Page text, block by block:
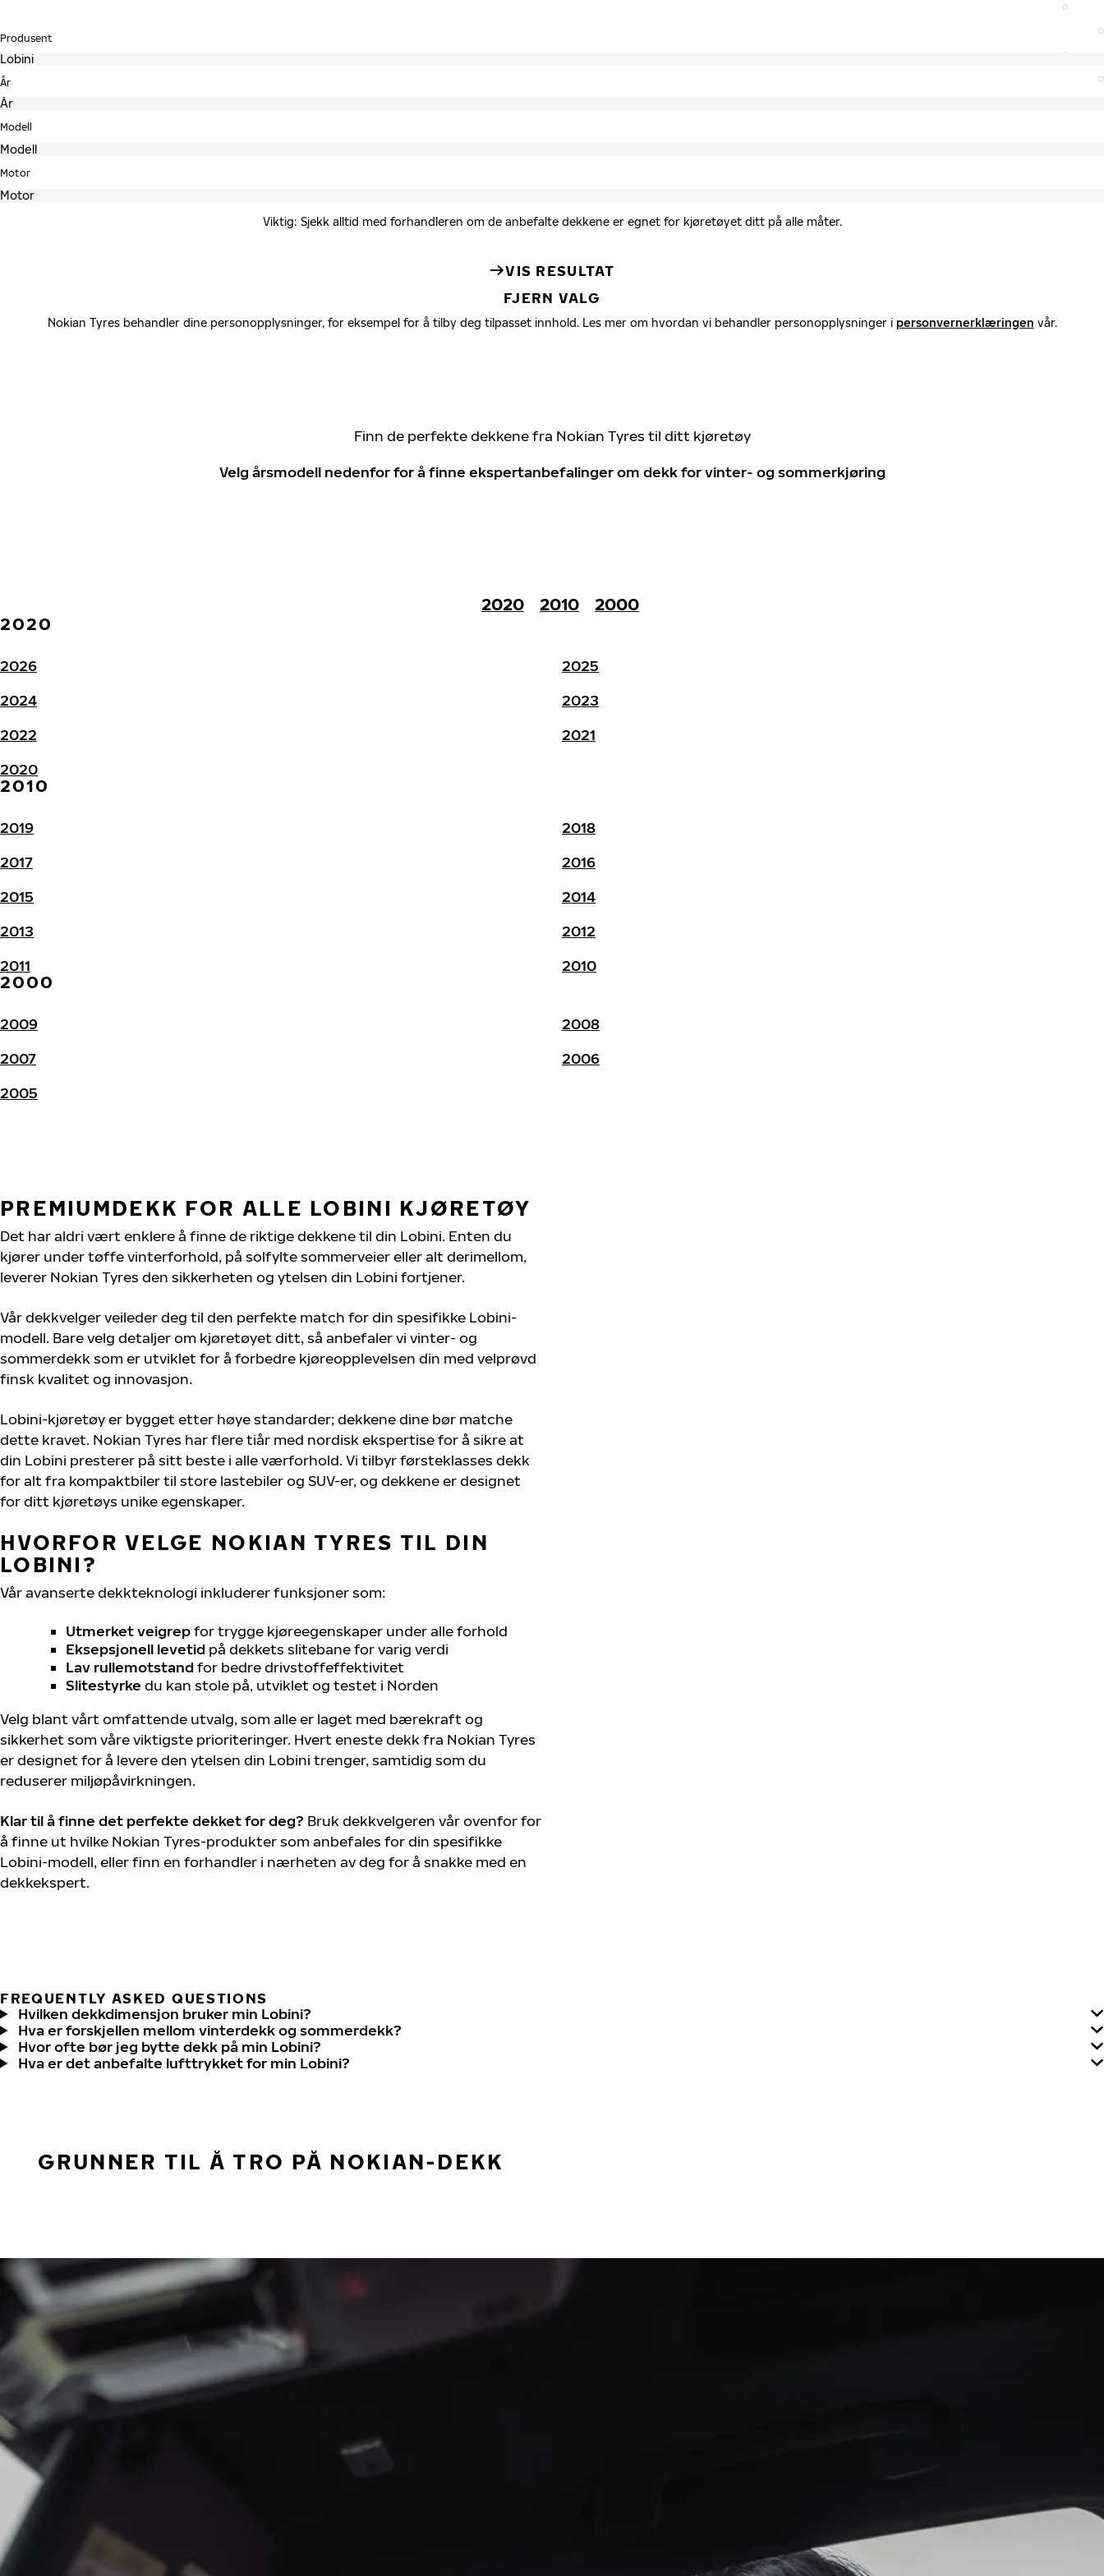
Produsent
År
Modell
Motor
Viktig: Sjekk alltid med forhandleren om de anbefalte dekkene er egnet for kjøretøyet ditt på alle måter.
VIS RESULTAT
FJERN VALG
Nokian Tyres behandler dine personopplysninger, for eksempel for å tilby deg tilpasset innhold. Les mer om hvordan vi behandler personopplysninger i personvernerklæringen vår.
Finn de perfekte dekkene fra Nokian Tyres til ditt kjøretøy
Velg årsmodell nedenfor for å finne ekspertanbefalinger om dekk for vinter- og sommerkjøring
2020 2010
2000
2020
2026
2025
2024
2023
2022
2021
2020
2010
2019
2018
2017
2016
2015
2014
2013
2012
2011
2010
2000
2009
2008
2007
2006
2005
PREMIUMDEKK FOR ALLE LOBINI KJØRETØY
Det har aldri vært enklere å finne de riktige dekkene til din Lobini. Enten du
kjører under tøffe vinterforhold, på solfylte sommerveier eller alt derimellom,
leverer Nokian Tyres den sikkerheten og ytelsen din Lobini fortjener.
Vår dekkvelger veileder deg til den perfekte match for din spesifikke Lobini-
modell. Bare velg detaljer om kjøretøyet ditt, så anbefaler vi vinter- og
sommerdekk som er utviklet for å forbedre kjøreopplevelsen din med velprøvd
finsk kvalitet og innovasjon.
Lobini-kjøretøy er bygget etter høye standarder; dekkene dine bør matche
dette kravet. Nokian Tyres har flere tiår med nordisk ekspertise for å sikre at
din Lobini presterer på sitt beste i alle værforhold. Vi tilbyr førsteklasses dekk
for alt fra kompaktbiler til store lastebiler og SUV-er, og dekkene er designet
for ditt kjøretøys unike egenskaper.
HVORFOR VELGE NOKIAN TYRES TIL DIN
LOBINI?
Vår avanserte dekkteknologi inkluderer funksjoner som:
Utmerket veigrepfor trygge kjøreegenskaper under alle forhold
Eksepsjonell levetid på dekkets slitebane for varig verdi
Lav rullemotstand for bedre drivstoffeffektivitet
Slitestyrke du kan stole på, utviklet og testet i Norden
Velg blant vårt omfattende utvalg, som alle er laget med bærekraft og
sikkerhet som våre viktigste prioriteringer. Hvert eneste dekk fra Nokian Tyres
er designet for å levere den ytelsen din Lobini trenger, samtidig som du
reduserer miljøpåvirkningen.
Klar til å finne det perfekte dekket for deg? Bruk dekkvelgeren vår ovenfor for
å finne ut hvilke Nokian Tyres-produkter som anbefales for din spesifikke
Lobini-modell, eller finn en forhandler i nærheten av deg for å snakke med en
dekkekspert.
FREQUENTLY ASKED QUESTIONS
Hvilken dekkdimensjon bruker min Lobini?
Hva er forskjellen mellom vinterdekk og sommerdekk?
Hvor ofte bør jeg bytte dekk på min Lobini?
Hva er det anbefalte lufttrykket for min Lobini?
GRUNNER TIL Å TRO PÅ NOKIAN-DEKK